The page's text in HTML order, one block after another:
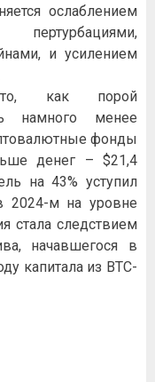
ослаблением
и усилением
как порой
намного менее
фонды
денег – $21,4
на 43% уступил
2024-м на уровне
стала следствием
начавшегося в
капитала из BTC-